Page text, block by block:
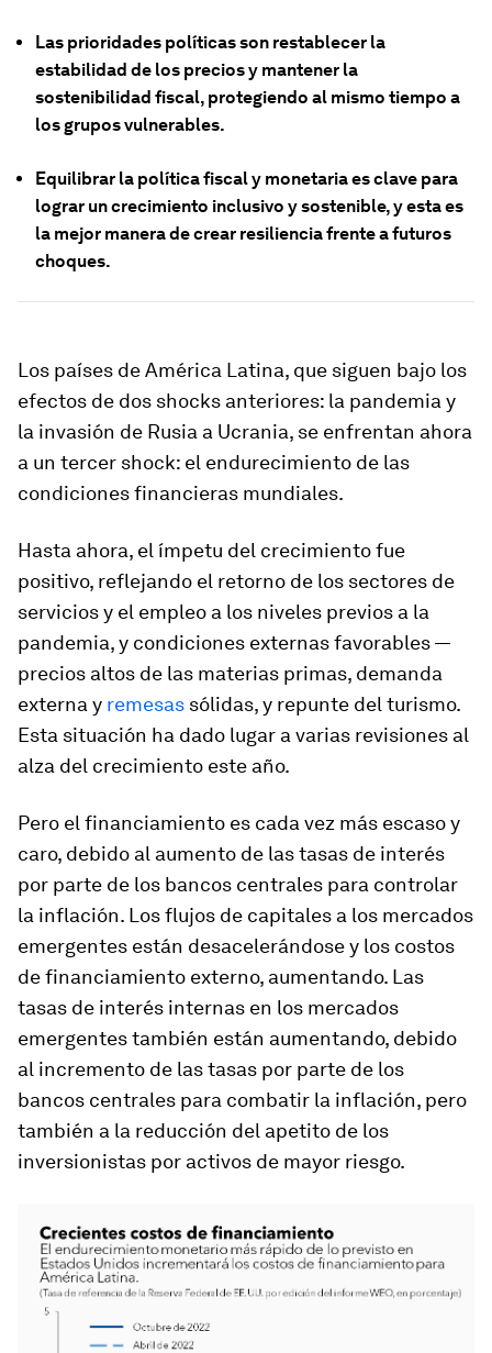
Las prioridades políticas son restablecer la
estabilidad de los precios y mantener la
sostenibilidad fiscal, protegiendo al mismo tiempo a
los grupos vulnerables.
Equilibrar la política fiscal y monetaria es clave para
lograr un crecimiento inclusivo y sostenible, y esta es
la mejor manera de crear resiliencia frente a futuros
choques.
Los países de América Latina, que siguen bajo los
efectos de dos shocks anteriores: la pandemia y
la invasión de Rusia a Ucrania, se enfrentan ahora
a un tercer shock: el endurecimiento de las
condiciones financieras mundiales.
Hasta ahora, el ímpetu del crecimiento fue
positivo, reflejando el retorno de los sectores de
servicios y el empleo a los niveles previos a la
pandemia, y condiciones externas favorables —
precios altos de las materias primas, demanda
externa y remesas sólidas, y repunte del turismo.
Esta situación ha dado lugar a varias revisiones al
alza del crecimiento este año.
Pero el financiamiento es cada vez más escaso y
caro, debido al aumento de las tasas de interés
por parte de los bancos centrales para controlar
la inflación. Los flujos de capitales a los mercados
emergentes están desacelerándose y los costos
de financiamiento externo, aumentando. Las
tasas de interés internas en los mercados
emergentes también están aumentando, debido
al incremento de las tasas por parte de los
bancos centrales para combatir la inflación, pero
también a la reducción del apetito de los
inversionistas por activos de mayor riesgo.